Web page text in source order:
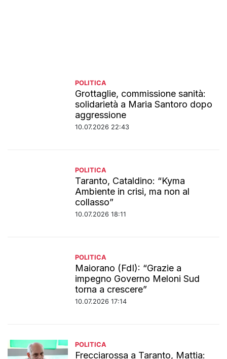
POLITICA
Grottaglie, commissione sanità:
solidarietà a Maria Santoro dopo
aggressione
10.07.2026 22:43
POLITICA
Taranto, Cataldino: “Kyma
Ambiente in crisi, ma non al
collasso”
10.07.2026 18:11
POLITICA
Maiorano (FdI): “Grazie a
impegno Governo Meloni Sud
torna a crescere”
10.07.2026 17:14
POLITICA
Frecciarossa a Taranto, Mattia: